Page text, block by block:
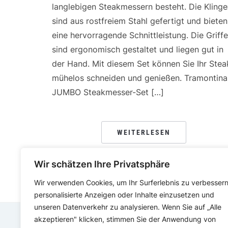
Wir schätzen Ihre Privatsphäre
Wir verwenden Cookies, um Ihr Surferlebnis zu
personalisierte Anzeigen oder Inhalte einzusetzen und
unseren Datenverkehr zu analysieren. Wenn Sie auf „Alle
akzeptieren" klicken, stimmen Sie der Anwendung von
langlebigen Steakmessern besteht. Die
sind aus rostfreiem Stahl gefertigt und bieten
eine hervorragende Schnittleistung. Die Griffe
sind ergonomisch gestaltet und liegen gut in
der Hand. Mit diesem Set können Sie Ihr
mühelos schneiden und genießen. Tramontina
JUMBO Steakmesser-Set […]
WEITERLESEN